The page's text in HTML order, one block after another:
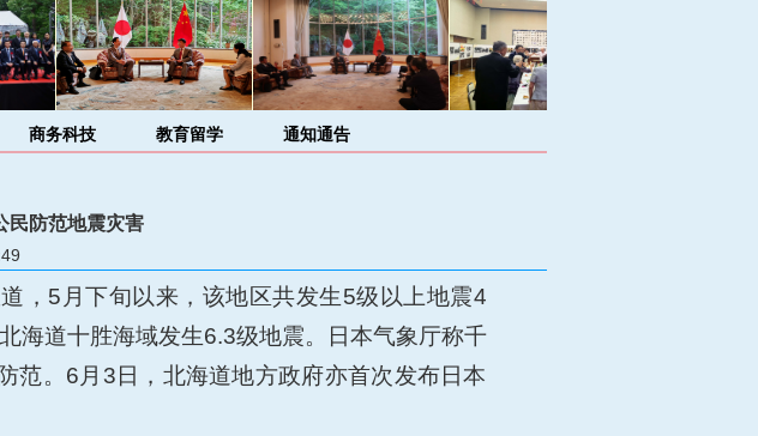
商务科技 教育留学 通知通告
民防范地震灾害
， 5月下旬以来，该地区共发生5级以上地震4
海道十胜海域发生6.3级地震。日本气象厅称千
范。6月3日，北海道地方政府亦首次发布日本